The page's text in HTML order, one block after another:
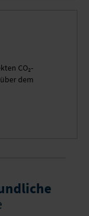
CO₂-
dem